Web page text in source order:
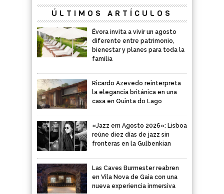
ÚLTIMOS ARTÍCULOS
Évora invita a vivir un agosto
diferente entre patrimonio,
bienestar y planes para toda la
familia
Ricardo Azevedo reinterpreta
la elegancia británica en una
casa en Quinta do Lago
«Jazz em Agosto 2026»: Lisboa
reúne diez días de jazz sin
fronteras en la Gulbenkian
Las Caves Burmester reabren
en Vila Nova de Gaia con una
nueva experiencia inmersiva